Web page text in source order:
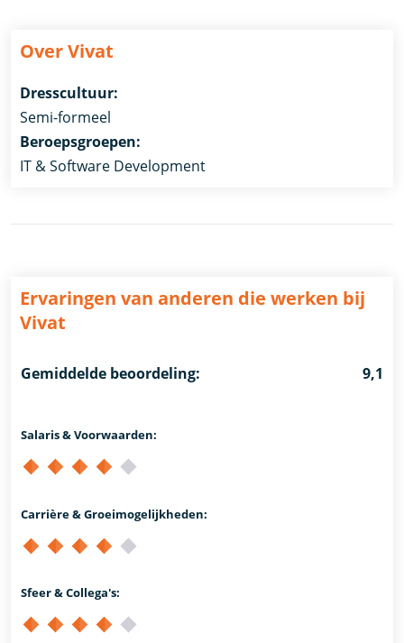
Over Vivat
Dresscultuur:
Semi-formeel
Beroepsgroepen:
IT & Software Development
Ervaringen van anderen die werken bij
Vivat
Gemiddelde beoordeling: 9,1
Salaris & Voorwaarden:
Carrière & Groeimogelijkheden:
Sfeer & Collega's: